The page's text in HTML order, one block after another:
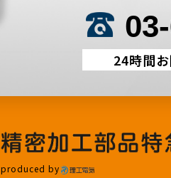
24時間お
produced by